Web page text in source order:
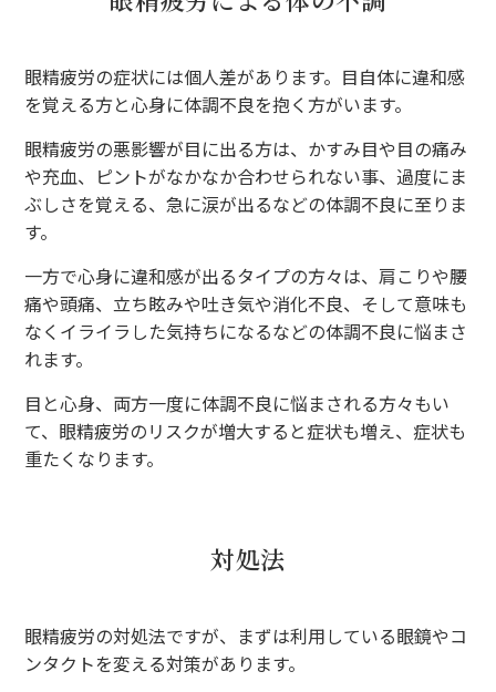
眼精疲労の症状には個人差があります。目自体に違和感
を覚える方と心身に体調不良を抱く方がいます。
眼精疲労の悪影響が目に出る方は、かすみ目や目の痛み
や充血、ピントがなかなか合わせられない事、過度にま
ぶしさを覚える、急に涙が出るなどの体調不良に至りま
す。
一方で心身に違和感が出るタイプの方々は、肩こりや腰
痛や頭痛、立ち眩みや吐き気や消化不良、そして意味も
なくイライラした気持ちになるなどの体調不良に悩まさ
れます。
目と心身、両方一度に体調不良に悩まされる方々もい
て、眼精疲労のリスクが増大すると症状も増え、症状も
重たくなります。
対処法
眼精疲労の対処法ですが、まずは利用している眼鏡やコ
ンタクトを変える対策があります。